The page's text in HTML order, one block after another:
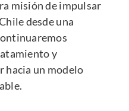
misión de impulsar
desde una
y
hacia un modelo